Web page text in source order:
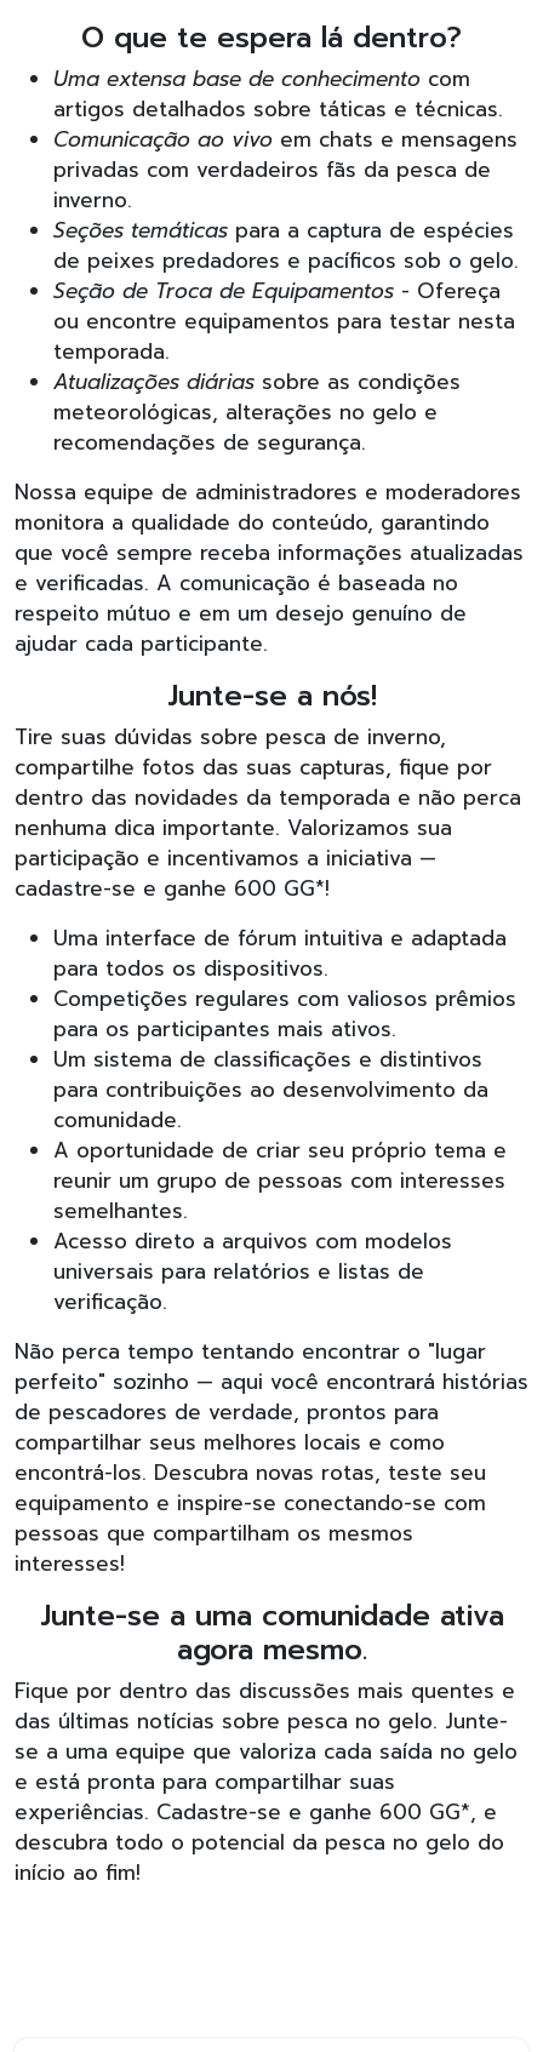
O que te espera lá dentro?
Uma extensa base de conhecimento com
artigos detalhados sobre táticas e técnicas.
Comunicação ao vivo em chats e mensagens
privadas com verdadeiros fãs da pesca de
inverno.
Seções temáticas para a captura de espécies
de peixes predadores e pacíficos sob o gelo.
Seção de Troca de Equipamentos - Ofereça
ou encontre equipamentos para testar nesta
temporada.
Atualizações diárias sobre as condições
meteorológicas, alterações no gelo e
recomendações de segurança.
Nossa equipe de administradores e moderadores
monitora a qualidade do conteúdo, garantindo
que você sempre receba informações atualizadas
e verificadas. A comunicação é baseada no
respeito mútuo e em um desejo genuíno de
ajudar cada participante.
Junte-se a nós!
Tire suas dúvidas sobre pesca de inverno,
compartilhe fotos das suas capturas, fique por
dentro das novidades da temporada e não perca
nenhuma dica importante. Valorizamos sua
participação e incentivamos a iniciativa —
cadastre-se e ganhe 600 GG*!
Uma interface de fórum intuitiva e adaptada
para todos os dispositivos.
Competições regulares com valiosos prêmios
para os participantes mais ativos.
Um sistema de classificações e distintivos
para contribuições ao desenvolvimento da
comunidade.
A oportunidade de criar seu próprio tema e
reunir um grupo de pessoas com interesses
semelhantes.
Acesso direto a arquivos com modelos
universais para relatórios e listas de
verificação.
Não perca tempo tentando encontrar o "lugar
perfeito" sozinho — aqui você encontrará histórias
de pescadores de verdade, prontos para
compartilhar seus melhores locais e como
encontrá-los. Descubra novas rotas, teste seu
equipamento e inspire-se conectando-se com
pessoas que compartilham os mesmos
interesses!
Junte-se a uma comunidade ativa
agora mesmo.
Fique por dentro das discussões mais quentes e
das últimas notícias sobre pesca no gelo. Junte-
se a uma equipe que valoriza cada saída no gelo
e está pronta para compartilhar suas
experiências. Cadastre-se e ganhe 600 GG*, e
descubra todo o potencial da pesca no gelo do
início ao fim!